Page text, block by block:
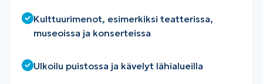
Kulttuurimenot, esimerkiksi teatterissa,
museoissa ja konserteissa
Ulkoilu puistossa ja kävelyt lähialueilla